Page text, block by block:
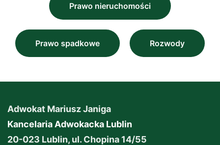
Prawo nieruchomości
Prawo spadkowe Rozwody
Adwokat Mariusz Janiga
Kancelaria Adwokacka Lublin
20-023 Lublin, ul. Chopina 14/55